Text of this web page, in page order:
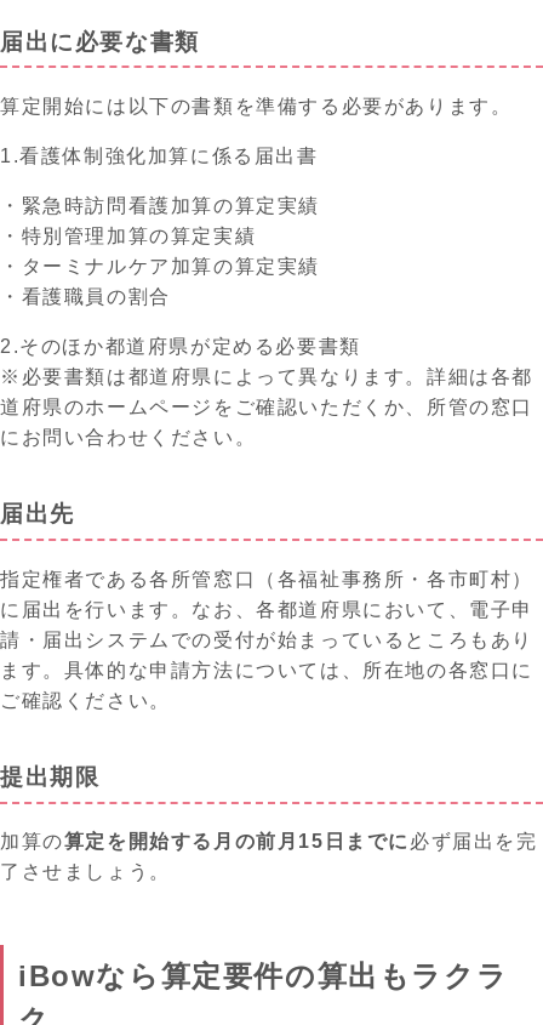
届出に必要な書類
算定開始には以下の書類を準備する必要があります。
1.看護体制強化加算に係る届出書
・緊急時訪問看護加算の算定実績
・特別管理加算の算定実績
・ターミナルケア加算の算定実績
・看護職員の割合
2.そのほか都道府県が定める必要書類
※必要書類は都道府県によって異なります。詳細は各都
道府県のホームページをご確認いただくか、所管の窓口
にお問い合わせください。
届出先
指定権者である各所管窓口（各福祉事務所・各市町村）
に届出を行います。なお、各都道府県において、電子申
請・届出システムでの受付が始まっているところもあり
ます。具体的な申請方法については、所在地の各窓口に
ご確認ください。
提出期限
加算の算定を開始する月の前月15日までに 必ず届出を完
了させましょう。
iBowなら算定要件の算出もラクラ